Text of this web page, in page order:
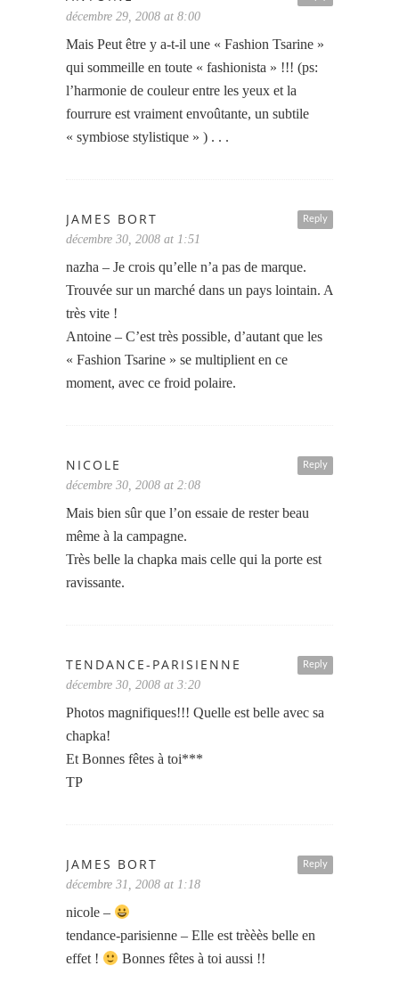
décembre 29, 2008 at 8:00
Mais Peut être y a-t-il une « Fashion Tsarine »
qui sommeille en toute « fashionista » !!! (ps:
l’harmonie de couleur entre les yeux et la
fourrure est vraiment envoûtante, un subtile
« symbiose stylistique » ) . . .
Reply
JAMES BORT
décembre 30, 2008 at 1:51
nazha – Je crois qu’elle n’a pas de marque.
Trouvée sur un marché dans un pays lointain. A
très vite !
Antoine – C’est très possible, d’autant que les
« Fashion Tsarine » se multiplient en ce
moment, avec ce froid polaire.
Reply
NICOLE
décembre 30, 2008 at 2:08
Mais bien sûr que l’on essaie de rester beau
même à la campagne.
Très belle la chapka mais celle qui la porte est
ravissante.
Reply
TENDANCE-PARISIENNE
décembre 30, 2008 at 3:20
Photos magnifiques!!! Quelle est belle avec sa
chapka!
Et Bonnes fêtes à toi***
TP
Reply
JAMES BORT
décembre 31, 2008 at 1:18
nicole –
tendance-parisienne – Elle est trèèès belle en
effet !
Bonnes fêtes à toi aussi !!